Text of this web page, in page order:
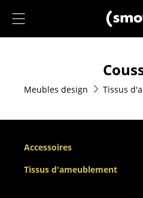
Chaises de cuisine & salle
Canapés
Fauteuils
Fauteuils lounge
Meubles design Tissus
Accessoires
Tissus d'ameublement